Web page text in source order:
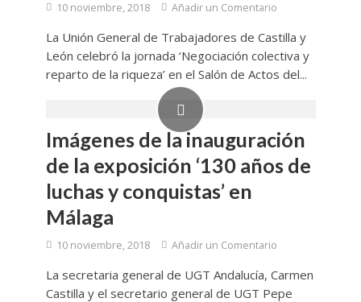
10 noviembre, 2018 Añadir un Comentario
La Unión General de Trabajadores de Castilla y
León celebró la jornada ‘Negociación colectiva y
reparto de la riqueza’ en el Salón de Actos del...
Imágenes de la inauguración
de la exposición ‘130 años de
luchas y conquistas’ en
Málaga
10 noviembre, 2018 Añadir un Comentario
La secretaria general de UGT Andalucía, Carmen
Castilla y el secretario general de UGT Pepe